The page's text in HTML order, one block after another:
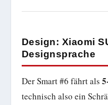
Design: Xiaomi
Designsprache
Der Smart #6 fährt als
technisch also ein